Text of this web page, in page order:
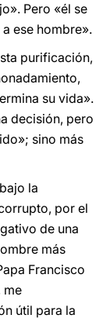
Pero «él se
ese hombre».
purificación,
su vida».
decisión, pero
sino más
la
por el
de una
más
Francisco
me
útil para la